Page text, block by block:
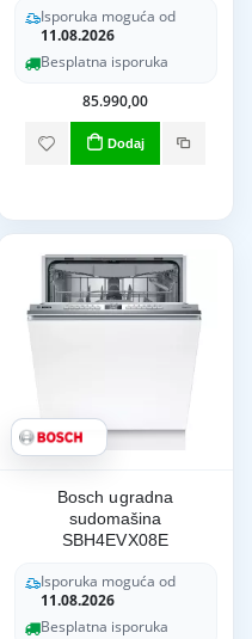
Isporuka moguća od
11.08.2026
Besplatna isporuka
85.990,00
Dodaj
Bosch ugradna
sudomašina
SBH4EVX08E
Isporuka moguća od
11.08.2026
Besplatna isporuka